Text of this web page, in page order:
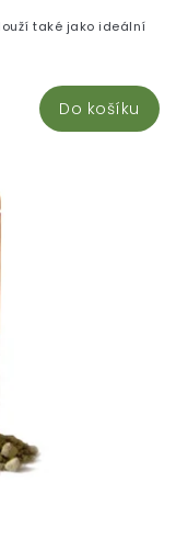
Do košíku
také jako ideální